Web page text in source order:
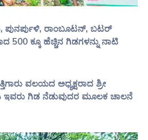
ಪುನರ್ಪುಳಿ, ರಾಂಬೂಟನ್, ಬಟರ್
500 ಕ್ಕೂ ಹೆಚ್ಚಿನ ಗಿಡಗಳನ್ನು ನಾಟಿ
ವಲಯದ ಅಧ್ಯಕ್ಷರಾದ ಶ್ರೀ
ಇವರು ಗಿಡ ನೆಡುವುದರ ಮೂಲಕ ಚಾಲನೆ